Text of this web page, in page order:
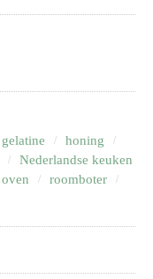
gelatine
honing
Nederlandse keuken
oven
roomboter